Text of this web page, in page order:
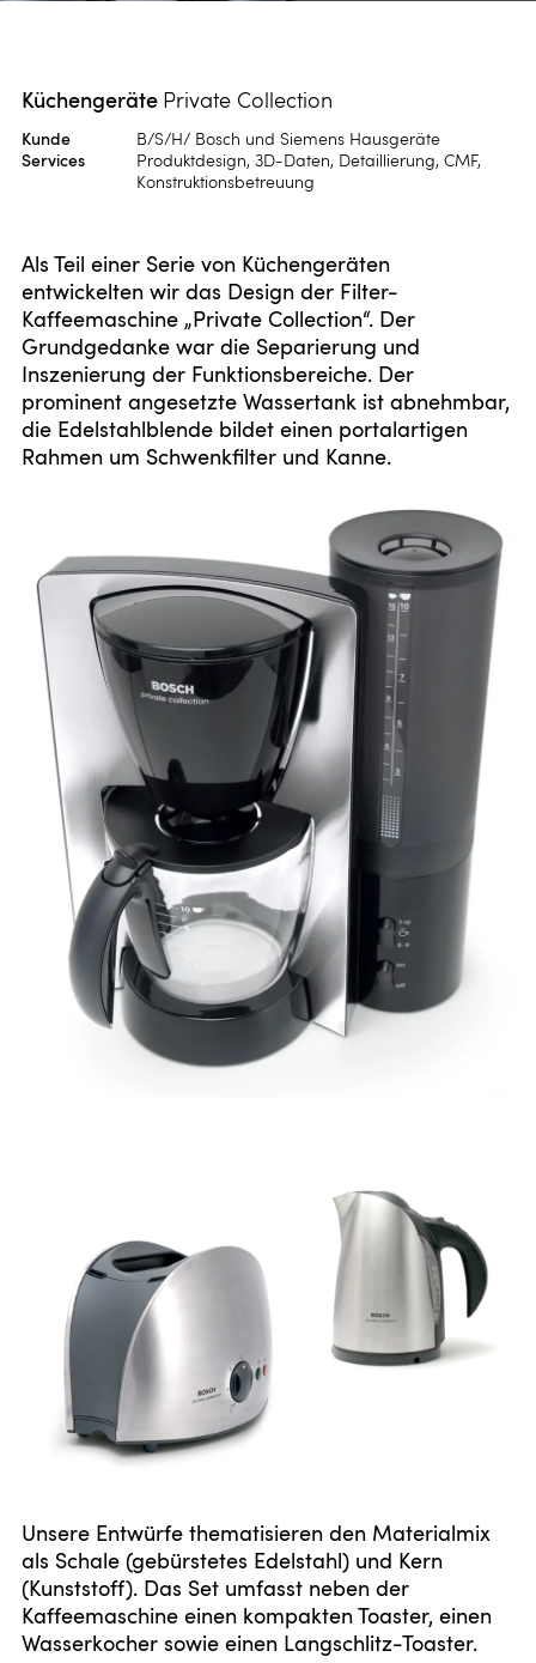
Küchengeräte Private Collection
Kunde
B/S/H/ Bosch und Siemens Hausgeräte
Services
Produktdesign, 3D-Daten, Detaillierung, CMF,
Konstruktionsbetreuung
Als Teil einer Serie von Küchengeräten
entwickelten wir das Design der Filter-
Kaffeemaschine „Private Collection“. Der
Grundgedanke war die Separierung und
Inszenierung der Funktionsbereiche. Der
prominent angesetzte Wassertank ist abnehmbar,
die Edelstahlblende bildet einen portalartigen
Rahmen um Schwenkfilter und Kanne.
Unsere Entwürfe thematisieren den Materialmix
als Schale (gebürstetes Edelstahl) und Kern
(Kunststoff). Das Set umfasst neben der
Kaffeemaschine einen kompakten Toaster, einen
Wasserkocher sowie einen Langschlitz-Toaster.